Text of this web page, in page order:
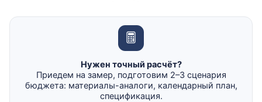
Нужен точный расчёт?
Приедем на замер, подготовим 2–3 сценария
бюджета: материалы-аналоги, календарный план,
спецификация.